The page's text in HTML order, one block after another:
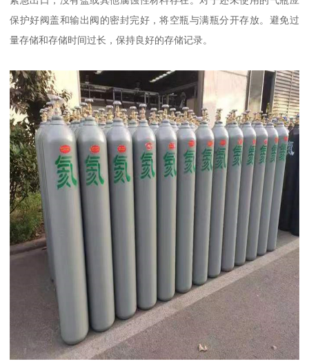
保护好阀盖和输出阀的密封完好，将空瓶与满瓶分开存放。避免过
量存储和存储时间过长，保持良好的存储记录。